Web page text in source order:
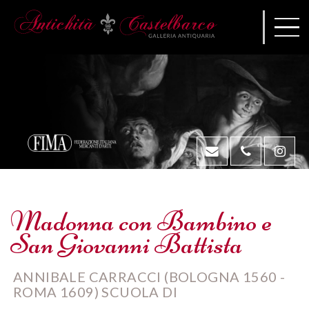
Madonna con Bambino e
San Giovanni Battista
ANNIBALE CARRACCI (BOLOGNA 1560 -
ROMA 1609) SCUOLA DI